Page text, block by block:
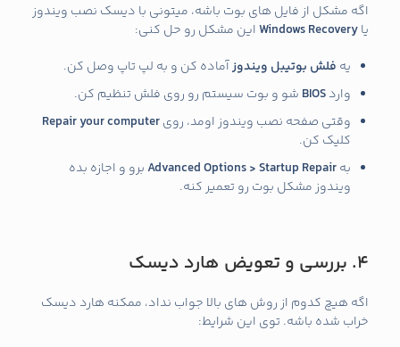
اگه مشکل از فایل‌ های بوت باشه، میتونی با دیسک نصب ویندوز
یاWindows Recoveryاین مشکل رو حل کنی:
یه فلش بوتیبل ویندوزآماده کن و به لپ‌ تاپ وصل کن.
واردBIOS شو و بوت سیستم رو روی فلش تنظیم کن.
وقتی صفحه نصب ویندوز اومد، رویRepair your computer
کلیک کن.
بهAdvanced Options > Startup Repairبرو و اجازه بده
ویندوز مشکل بوت رو تعمیر کنه.
4. بررسی و تعویض هارد دیسک
اگه هیچ‌ کدوم از روش‌ های بالا جواب نداد، ممکنه هارد دیسک
خراب شده باشه. توی این شرایط: